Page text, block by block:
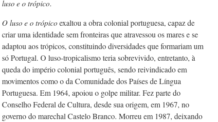
luso e o trópico.
O luso e o trópicoexaltou a obra colonial portuguesa, capaz de
criar uma identidade sem fronteiras que atravessou os mares e se
adaptou aos trópicos, constituindo diversidades que formariam um
só Portugal. O luso-tropicalismo teria sobrevivido, entretanto, à
queda do império colonial português, sendo reivindicado em
movimentos como o da Comunidade dos Países de Língua
Portuguesa. Em 1964, apoiou o golpe militar. Fez parte do
Conselho Federal de Cultura, desde sua origem, em 1967, no
governo do marechal Castelo Branco. Morreu em 1987, deixando